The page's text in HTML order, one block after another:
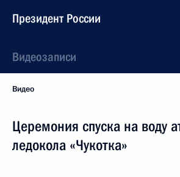
Президент России
Видеозаписи
Видео
Церемония спуска на воду
ледокола «Чукотка»